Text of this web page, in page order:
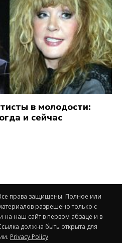
в молодости:
и сейчас
права защищены. Полное или
разрешено только с
на наш сайт в первом абзаце и в
должна быть открыта для
Privacy Policy